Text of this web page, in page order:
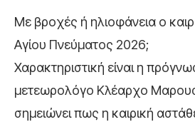
Με βροχές ή ηλιοφάνεια ο
Αγίου Πνεύματος 2026;
Χαρακτηριστική είναι η
μετεωρολόγο Κλέαρχο
σημειώνει πως η καιρική